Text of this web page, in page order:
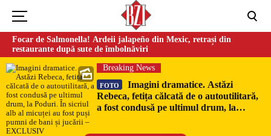
Focar de Salmonella! Ardeii jalapeño din Mexic, retrași din
restaurante după sute de îmbolnăviri
Breaking News
FOTO
Imagini dramatice. Astăzi
Rebeca, fetița călcată de o autoutilitară,
a fost condusă pe ultimul drum, la